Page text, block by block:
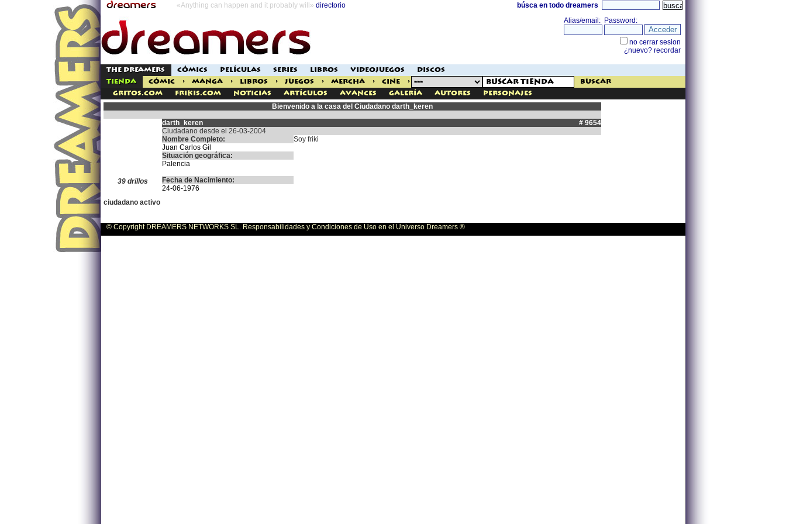
«Anything can happen and it probably will» directorio búsca en todo dreamers
THE DREAMERS CÓMICS PELÍCULAS SERIES LIBROS VIDEOJUEGOS
DISCOS
TIENDA
CÓMIC > MANGA > LIBROS > JUEGOS > MERCHA > CINE >
buscar
Gritos.com
Frikis.com Noticias Artículos Avances Galería Autores Personajes
Bienvenido a la casa del Ciudadano darth_keren
39 drillos
darth_keren
# 9654
Ciudadano desde el 26-03-2004
Nombre Completo:
Juan Carlos Gil
Situación geográfica:
Palencia
Fecha de Nacimiento:
24-06-1976
Soy friki
ciudadano activo
© Copyright DREAMERS NETWORKS SL. Responsabilidades y Condiciones de Uso en el Universo Dreamers ®